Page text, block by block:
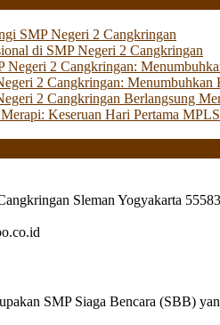
SMP Negeri 2 Cangkringan
di SMP Negeri 2 Cangkringan
2 Cangkringan:
2 Cangkringan: Menumbuhkan
2 Cangkringan Berlangsung
Keseruan Hari Pertama
Sleman Yogyakarta 55583
SMP Siaga Bencara (SBB)